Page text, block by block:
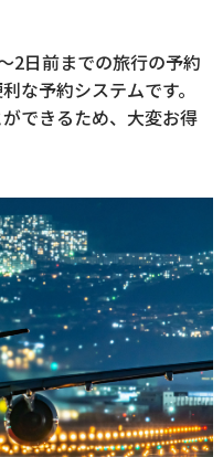
2日前までの旅行の予約
な予約システムです。
できるため、大変お得